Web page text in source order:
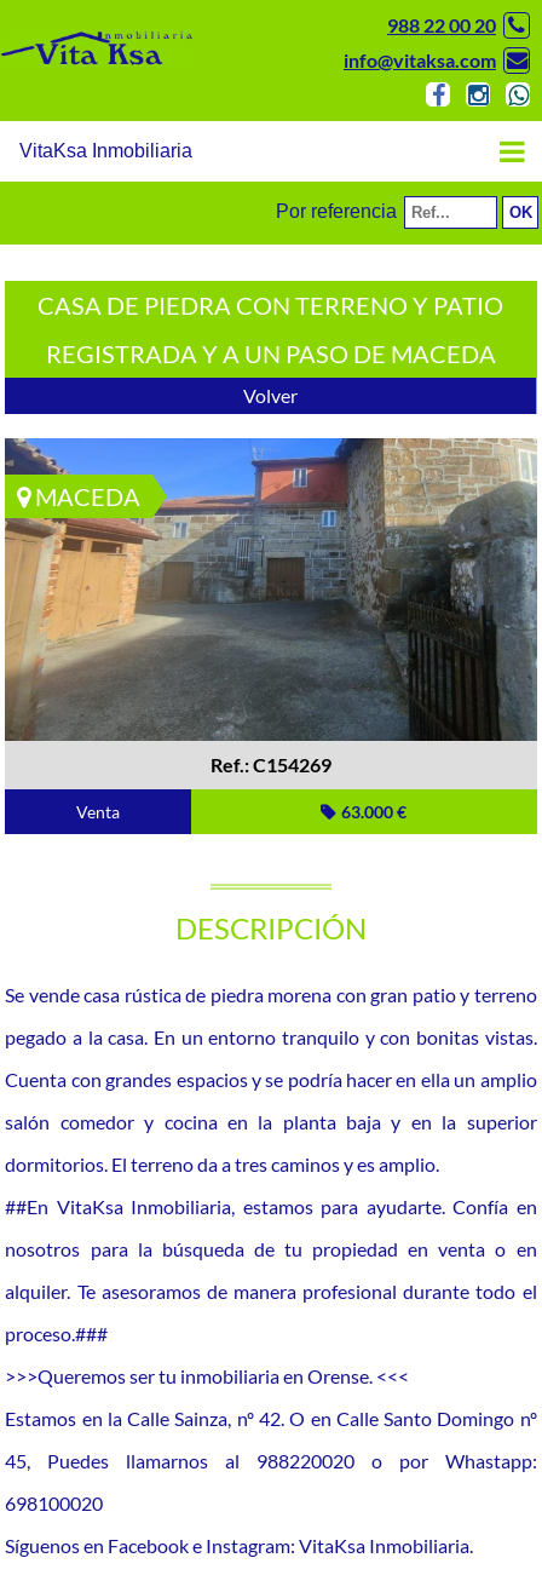
988 22 00 20
info@vitaksa.com
VitaKsa Inmobiliaria
Por referencia
CASA DE PIEDRA CON TERRENO Y PATIO
REGISTRADA Y A UN PASO DE MACEDA
Volver
MACEDA
Ref.: C154269
Venta 63.000 €
DESCRIPCIÓN
Se vende casa rústica de piedra morena con gran patio y terreno
pegado a la casa. En un entorno tranquilo y con bonitas vistas.
Cuenta con grandes espacios y se podría hacer en ella un amplio
salón comedor y cocina en la planta baja y en la superior
dormitorios. El terreno da a tres caminos y es amplio.
##En VitaKsa Inmobiliaria, estamos para ayudarte. Confía en
nosotros para la búsqueda de tu propiedad en venta o en
alquiler. Te asesoramos de manera profesional durante todo el
proceso.###
>>>Queremos ser tu inmobiliaria en Orense. <<<
Estamos en la Calle Sainza, nº 42. O en Calle Santo Domingo nº
45, Puedes llamarnos al 988220020 o por Whastapp:
698100020
Síguenos en Facebook e Instagram: VitaKsa Inmobiliaria.